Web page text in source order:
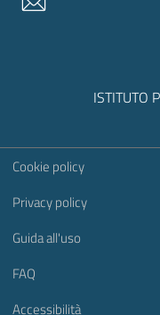
ISTITUTO
Sezione Link
Cookie policy
Privacy policy
Guida all'uso
FAQ
Accessibilità